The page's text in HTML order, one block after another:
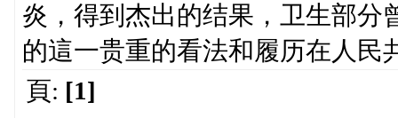
炎，得到杰出的结果，卫生部分
的這一贵重的看法和履历在人民
頁: [1]